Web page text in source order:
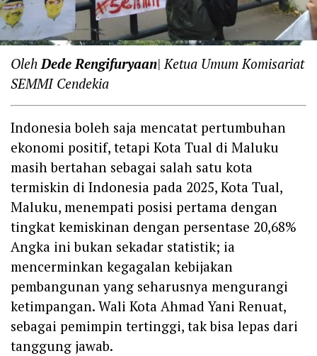
OlehDede Rengifuryaan| Ketua Umum Komisariat
SEMMI Cendekia
Indonesia boleh saja mencatat pertumbuhan
ekonomi positif, tetapi Kota Tual di Maluku
masih bertahan sebagai salah satu kota
termiskin di Indonesia pada 2025, Kota Tual,
Maluku, menempati posisi pertama dengan
tingkat kemiskinan dengan persentase 20,68%
Angka ini bukan sekadar statistik; ia
mencerminkan kegagalan kebijakan
pembangunan yang seharusnya mengurangi
ketimpangan. Wali Kota Ahmad Yani Renuat,
sebagai pemimpin tertinggi, tak bisa lepas dari
tanggung jawab.